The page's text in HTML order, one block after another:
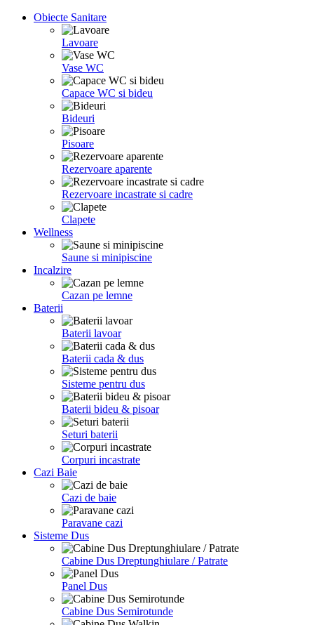
Obiecte Sanitare
Lavoare
Vase WC
Capace WC si bideu
Bideuri
Pisoare
Rezervoare aparente
Rezervoare incastrate si cadre
Clapete
Wellness
Saune si minipiscine
Incalzire
Cazan pe lemne
Baterii
Baterii lavoar
Baterii cada & dus
Sisteme pentru dus
Baterii bideu & pisoar
Seturi baterii
Corpuri incastrate
Cazi Baie
Cazi de baie
Paravane cazi
Sisteme Dus
Cabine Dus Dreptunghiulare / Patrate
Panel Dus
Cabine Dus Semirotunde